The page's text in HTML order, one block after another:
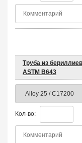
Труба из
ASTM B643
Кол-во: